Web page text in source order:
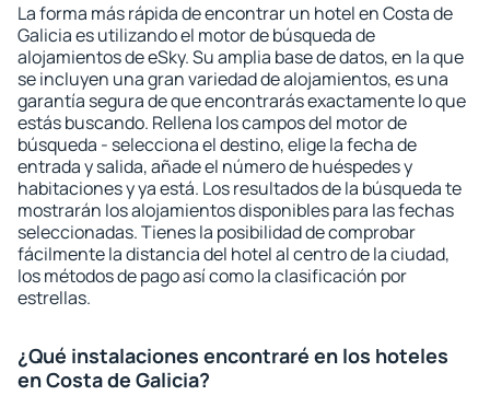
La forma más rápida de encontrar un hotel en Costa de
Galicia es utilizando el motor de búsqueda de
alojamientos de eSky. Su amplia base de datos, en la que
se incluyen una gran variedad de alojamientos, es una
garantía segura de que encontrarás exactamente lo que
estás buscando. Rellena los campos del motor de
búsqueda - selecciona el destino, elige la fecha de
entrada y salida, añade el número de huéspedes y
habitaciones y ya está. Los resultados de la búsqueda te
mostrarán los alojamientos disponibles para las fechas
seleccionadas. Tienes la posibilidad de comprobar
fácilmente la distancia del hotel al centro de la ciudad,
los métodos de pago así como la clasificación por
estrellas.
¿Qué instalaciones encontraré en los hoteles
en Costa de Galicia?